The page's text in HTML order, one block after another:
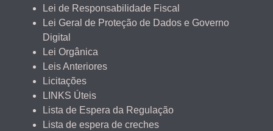
Lei de Responsabilidade Fiscal
Lei Geral de Proteção de Dados e Governo
Digital
Lei Orgânica
Leis Anteriores
Licitações
LINKS Úteis
Lista de Espera da Regulação
Lista de espera de creches